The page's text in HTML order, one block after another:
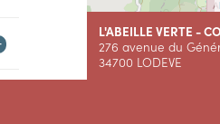
L'ABEILLE VERTE -
276 avenue du
34700 LODEVE